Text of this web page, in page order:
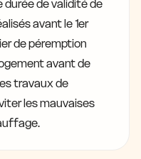
durée de validité de
avant le 1er
de péremption
avant de
travaux de
les mauvaises